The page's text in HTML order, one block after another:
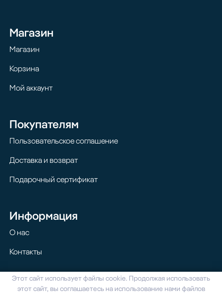
Магазин
Магазин
Корзина
Мой аккаунт
Покупателям
Пользовательское соглашение
Доставка и возврат
Подарочный сертификат
Информация
О нас
Контакты
© 2024 Homilton. Все права защищены
Этот сайт использует файлы cookie. Продолжая использовать
этот сайт, вы соглашаетесь на использование нами файлов